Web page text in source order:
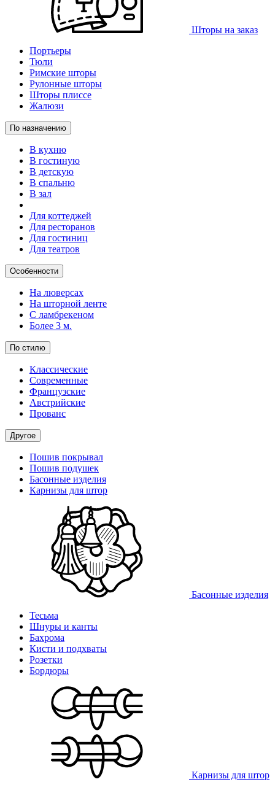
Шторы на заказ
Портьеры
Тюли
Римские шторы
Рулонные шторы
Шторы плиссе
Жалюзи
По назначению
В кухню
В гостиную
В детскую
В спальню
В зал
Для коттеджей
Для ресторанов
Для гостиниц
Для театров
Особенности
На люверсах
На шторной ленте
С ламбрекеном
Более 3 м.
По стилю
Классические
Современные
Французские
Австрийские
Прованс
Другое
Пошив покрывал
Пошив подушек
Басонные изделия
Карнизы для штор
Басонные изделия
Тесьма
Шнуры и канты
Бахрома
Кисти и подхваты
Розетки
Бордюры
Карнизы для штор